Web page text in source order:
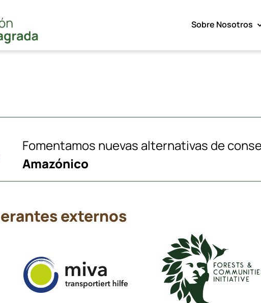
Sobre Nosotros
Fomentamos nuevas alternativas de
Amazónico
externos